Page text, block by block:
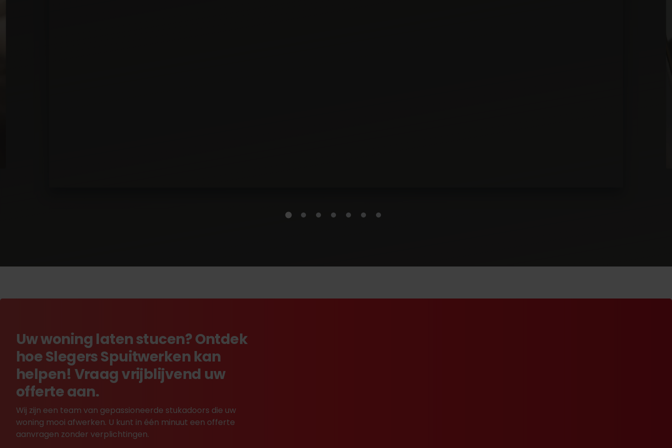
Uw woning laten stucen? Ontdek
hoe Slegers Spuitwerken kan
helpen! Vraag vrijblijvend uw
offerte aan.
Wij zijn een team van gepassioneerde stukadoors die uw
woning mooi afwerken. U kunt in één minuut een offerte
aanvragen zonder verplichtingen.